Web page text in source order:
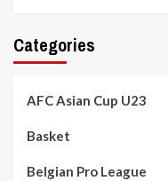
Categories
AFC Asian Cup U23
Basket
Belgian Pro League